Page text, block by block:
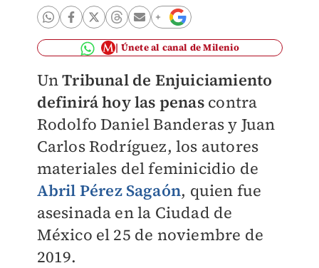
Únete al canal de Milenio
UnTribunal de Enjuiciamiento
definirá hoy las penascontra
Rodolfo Daniel Banderas y Juan
Carlos Rodríguez, los autores
materiales del feminicidio de
Abril Pérez Sagaón, quien fue
asesinada en la Ciudad de
México el 25 de noviembre de
2019.